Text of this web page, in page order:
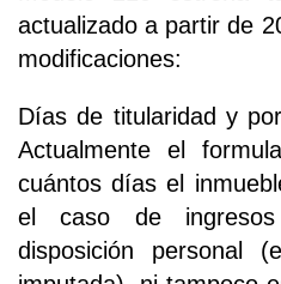
actualizado a partir de
modificaciones:
Días de titularidad y
Actualmente el
cuántos días el
el caso de
disposición personal